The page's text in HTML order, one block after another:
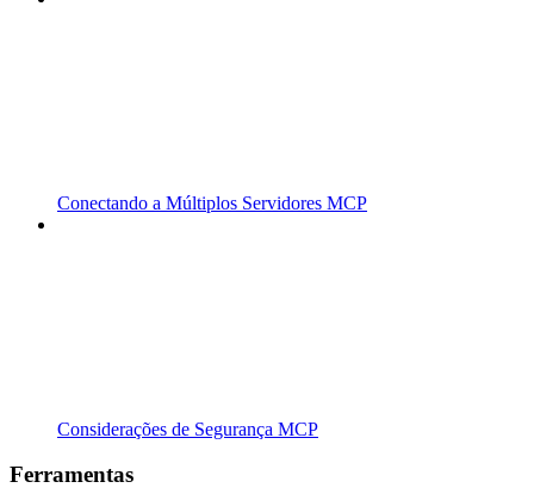
Conectando a Múltiplos Servidores MCP
Considerações de Segurança MCP
Ferramentas